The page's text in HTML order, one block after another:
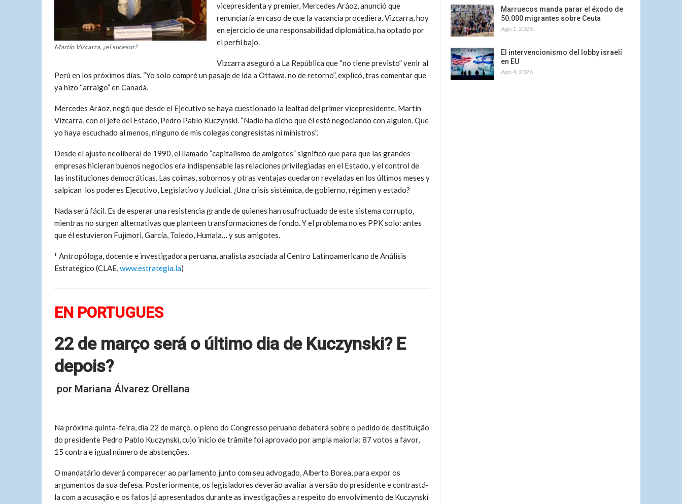
Martín Vizcarra, ¿el sucesor?
vicepresidenta y premier, Mercedes Aráoz, anunció que
renunciaría en caso de que la vacancia procediera. Vizcarra, hoy
en ejercicio de una responsabilidad diplomática, ha optado por
el perfil bajo.
Vizcarra aseguró a La República que “no tiene previsto” venir al
Perú en los próximos días. “Yo solo compré un pasaje de ida a Ottawa, no de retorno”, explicó, tras comentar que
ya hizo “arraigo” en Canadá.
Mercedes Aráoz, negó que desde el Ejecutivo se haya cuestionado la lealtad del primer vicepresidente, Martín
Vizcarra, con el jefe del Estado, Pedro Pablo Kuczynski. “Nadie ha dicho que él esté negociando con alguien. Que
yo haya escuchado al menos, ninguno de mis colegas congresistas ni ministros”.
Desde el ajuste neoliberal de 1990, el llamado “capitalismo de amigotes” significó que para que las grandes
empresas hicieran buenos negocios era indispensable las relaciones privilegiadas en el Estado, y el control de
las instituciones democráticas. Las coimas, sobornos y otras ventajas quedaron reveladas en los últimos meses y
salpican los poderes Ejecutivo, Legislativo y Judicial. ¿Una crisis sistémica, de gobierno, régimen y estado?
Nada será fácil. Es de esperar una resistencia grande de quienes han usufructuado de este sistema corrupto,
mientras no surgen alternativas que planteen transformaciones de fondo. Y el problema no es PPK solo: antes
que él estuvieron Fujimori, García, Toledo, Humala… y sus amigotes.
* Antropóloga, docente e investigadora peruana, analista asociada al Centro Latinoamericano de Análisis
Estratégico (CLAE,www.estrategia.la)
EN PORTUGUES
22 de março será o último dia de Kuczynski? E
depois?
por Mariana Álvarez Orellana
Na próxima quinta-feira, dia 22 de março, o pleno do Congresso peruano debaterá sobre o pedido de destituição
do presidente Pedro Pablo Kuczynski, cujo início de trâmite foi aprovado por ampla maioria: 87 votos a favor,
15 contra e igual número de abstenções.
O mandatário deverá comparecer ao parlamento junto com seu advogado, Alberto Borea, para expor os
argumentos da sua defesa. Posteriormente, os legisladores deverão avaliar a versão do presidente e contrastá-
la com a acusação e os fatos já apresentados durante as investigações a respeito do envolvimento de Kuczynski
Marruecos manda parar el éxodo de
50.000 migrantes sobre Ceuta
Ago 1, 2026
El intervencionismo del lobby israelí
en EU
Ago 4, 2026